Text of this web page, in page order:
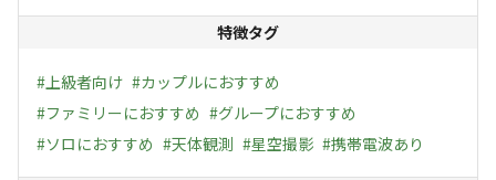
特徴タグ
#上級者向け #カップルにおすすめ
#ファミリーにおすすめ #グループにおすすめ
#ソロにおすすめ #天体観測 #星空撮影 #携帯電波あり